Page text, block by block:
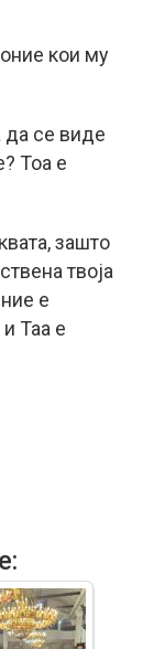
кои му
се виде
Тоа е
зашто
твоја
е
Таа е